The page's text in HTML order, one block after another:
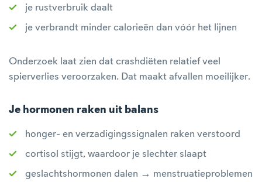
je rustverbruik daalt
je verbrandt minder calorieën dan vóór het lijnen
Onderzoek laat zien dat crashdiëten relatief veel
spierverlies veroorzaken. Dat maakt afvallen moeilijker.
Je hormonen raken uit balans
honger- en verzadigingssignalen raken verstoord
cortisol stijgt, waardoor je slechter slaapt
geslachtshormonen dalen → menstruatieproblemen